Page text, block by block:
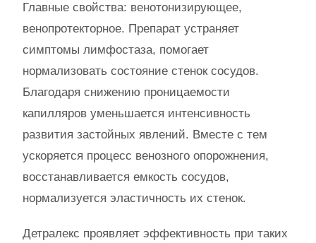
Главные свойства: венотонизирующее,
венопротекторное. Препарат устраняет
симптомы лимфостаза, помогает
нормализовать состояние стенок сосудов.
Благодаря снижению проницаемости
капилляров уменьшается интенсивность
развития застойных явлений. Вместе с тем
ускоряется процесс венозного опорожнения,
восстанавливается емкость сосудов,
нормализуется эластичность их стенок.
Детралекс проявляет эффективность при таких